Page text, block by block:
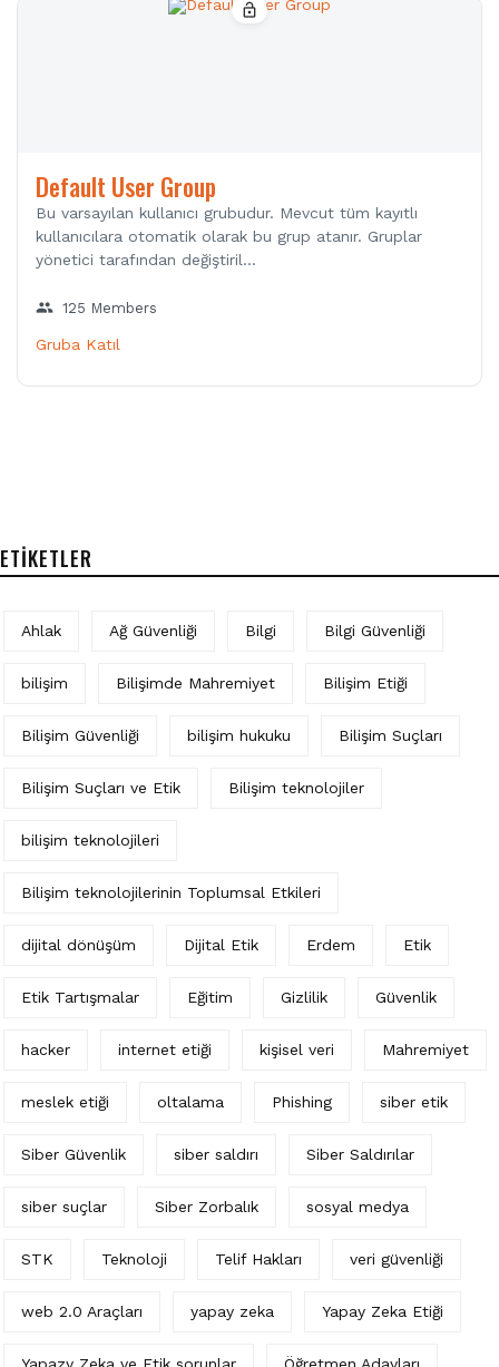
lock_open
Default User Group
Bu varsayılan kullanıcı grubudur. Mevcut tüm kayıtlı
kullanıcılara otomatik olarak bu grup atanır. Gruplar
yönetici tarafından değiştiril...
group 125 Members
Gruba Katıl
ETIKETLER
Ahlak Ağ Güvenliği Bilgi Bilgi Güvenliği
bilişim Bilişimde Mahremiyet Bilişim Etiği
Bilişim Güvenliği bilişim hukuku Bilişim Suçları
Bilişim Suçları ve Etik Bilişim teknolojiler
bilişim teknolojileri
Bilişim teknolojilerinin Toplumsal Etkileri
dijital dönüşüm Dijital Etik Erdem Etik
Etik Tartışmalar Eğitim Gizlilik Güvenlik
hacker internet etiği kişisel veri Mahremiyet
meslek etiği oltalama Phishing siber etik
Siber Güvenlik siber saldırı Siber Saldırılar
siber suçlar Siber Zorbalık sosyal medya
STK Teknoloji Telif Hakları veri güvenliği
web 2.0 Araçları yapay zeka Yapay Zeka Etiği